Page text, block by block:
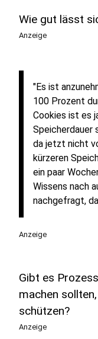
Wie gut lässt
Anzeige
"Es ist
100 Prozent
Cookies ist es
Speicherdauer
da jetzt nicht
kürzeren
ein paar
Wissens nach
nachgefragt,
Anzeige
Gibt es
machen
schützen?
Anzeige